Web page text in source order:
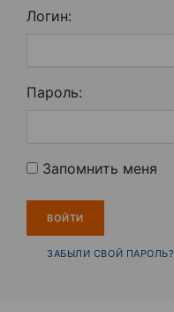
Логин:
Пароль:
Запомнить меня
ЗАБЫЛИ СВОЙ ПАРОЛЬ?